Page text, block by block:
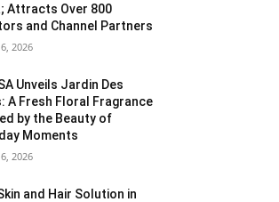
Attracts Over 800
and Channel Partners
2026
Unveils Jardin Des
A Fresh Floral Fragrance
by the Beauty of
Moments
2026
and Hair Solution in